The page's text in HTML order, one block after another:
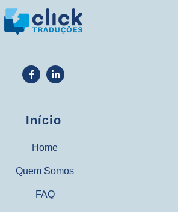
Início
Home
Quem Somos
FAQ